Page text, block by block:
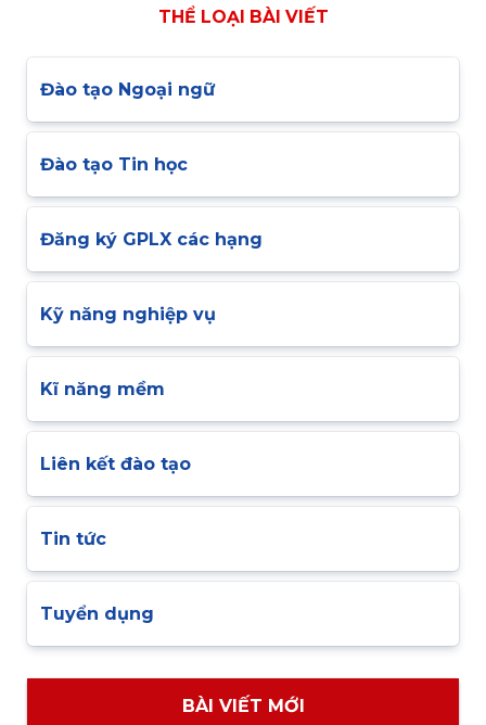
THỂ LOẠI BÀI VIẾT
Đào tạo Ngoại ngữ
Đào tạo Tin học
Đăng ký GPLX các hạng
Kỹ năng nghiệp vụ
Kĩ năng mềm
Liên kết đào tạo
Tin tức
Tuyển dụng
BÀI VIẾT MỚI